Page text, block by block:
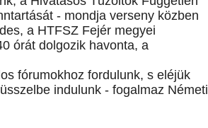
- mondja verseny közben
a HTFSZ Fejér megyei
órát dolgozik havonta, a
fórumokhoz fordulunk, s eléjük
indulunk - fogalmaz Németi